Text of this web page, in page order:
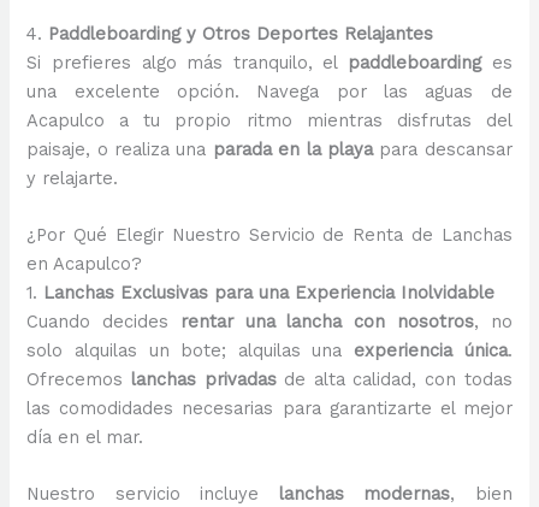
4. Paddleboarding y Otros Deportes Relajantes
Si prefieres algo más tranquilo, el
paddleboardinges
una excelente opción. Navega por las aguas de
Acapulco a tu propio ritmo mientras disfrutas del
paisaje, o realiza una parada en la playapara descansar
y relajarte.
¿Por Qué Elegir Nuestro Servicio de Renta de Lanchas
en Acapulco?
1. Lanchas Exclusivas para una Experiencia Inolvidable
Cuando decides
rentar una lancha con nosotros, no
solo alquilas un bote; alquilas una experiencia única.
Ofrecemos lanchas privadasde alta calidad, con todas
las comodidades necesarias para garantizarte el mejor
día en el mar.
Nuestro servicio incluye lanchas modernas, bien